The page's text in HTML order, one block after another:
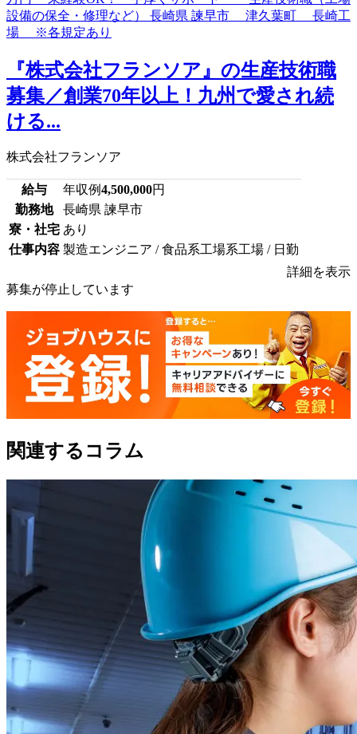
『株式会社フランソア』の生産技術職
募集／創業70年以上！九州で愛され続
ける...
株式会社フランソア
給与 年収例4,500,000円
勤務地
長崎県 諫早市
寮・社宅 あり
仕事内容 製造エンジニア / 食品系工場系工場 / 日勤
詳細を表示
募集が停止しています
関連するコラム